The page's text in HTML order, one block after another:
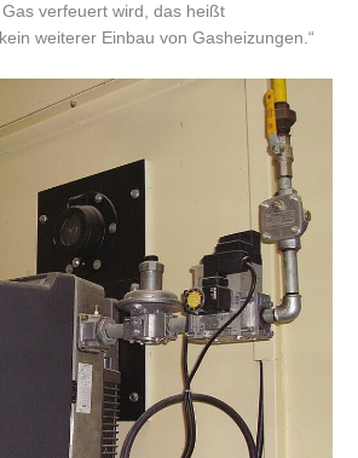
verfeuert wird, das heißt
weiterer Einbau von Gasheizungen.“